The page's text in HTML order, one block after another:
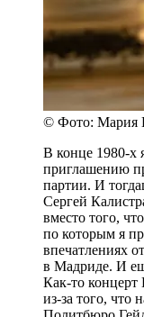
© Фото: Мария
В конце 1980-х
приглашению
партии. И
Сергей
вместо того,
по которым я
впечатлениях
в Мадриде. И
Как-то концерт
из-за того, что